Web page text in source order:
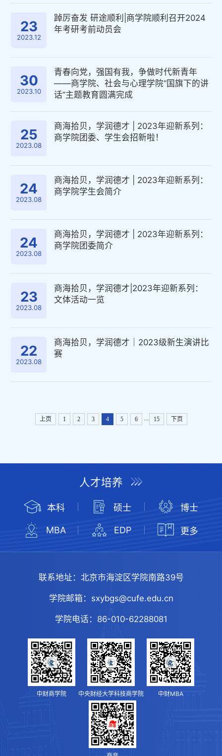
23
2023.12
踔厉奋发 研途顺利|商学院顺利召开2024
年考研考前动员会
30
2023.10
青春向党，强国有我，争做时代新青年
——商学院、社会与心理学院“国旗下的讲
话”主题教育圆满完成
25
2023.08
商海拾贝，学润德才 | 2023年迎新系列：
商学院团委、学生会招新啦！
24
2023.08
商海拾贝，学润德才 | 2023年迎新系列：
商学院学生会简介
24
2023.08
商海拾贝，学润德才 | 2023年迎新系列：
商学院团委简介
23
2023.08
商海拾贝，学润德才|2023年迎新系列：
文体活动一览
22
2023.08
商海拾贝，学润德才｜2023级新生演讲比
赛
上页 1 2 3 4 5 6 ... 15 下页
人才培养
本科 硕士 博士
MBA EDP 更多
联系地址： 北京市海淀区学院南路39号
学院邮箱： sxybgs@cufe.edu.cn
学院电话： 86-010-62288081
中财商学院 中央财经大学科技商学院 中财MBA